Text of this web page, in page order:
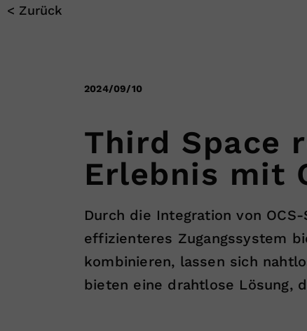
< Zurück
2024/09/10
Third Space
Erlebnis mit
Durch die Integration von
effizienteres Zugangssystem
kombinieren, lassen sich
bieten eine drahtlose Lösung,